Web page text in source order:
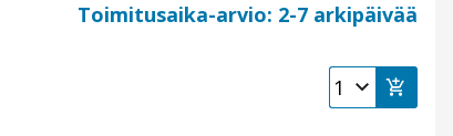
Toimitusaika-arvio: 2-7 arkipäivää